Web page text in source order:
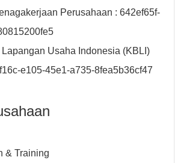
Perusahaan : 642ef65f-
Lapangan Usaha Indonesia (KBLI)
e105-45e1-a735-8fea5b36cf47
& Training